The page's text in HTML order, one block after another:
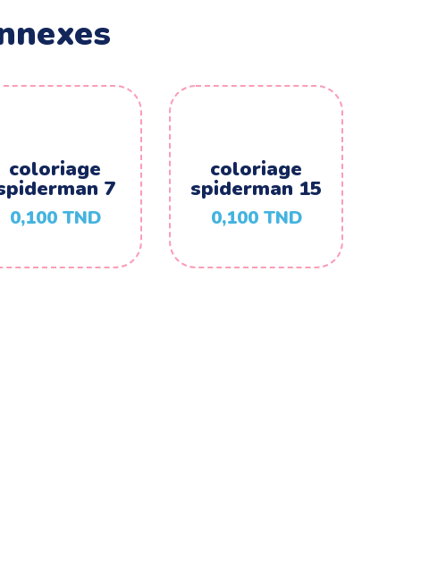
coloriage
7
0,100 TND
coloriage
spiderman 15
0,100 TND